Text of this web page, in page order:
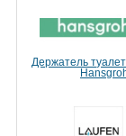
Держатель